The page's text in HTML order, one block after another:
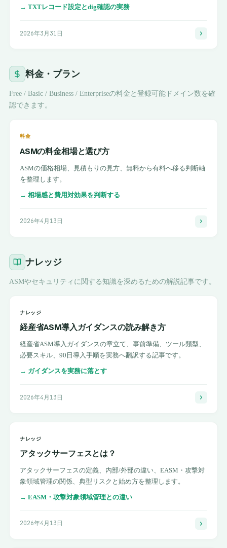
→ TXTレコード設定とdig確認の実務
2026年3月31日
料金・プラン
Free / Basic / Business / Enterpriseの料金と登録可能ドメイン数を確
認できます。
料金
ASMの料金相場と選び方
ASMの価格相場、見積もりの見方、無料から有料へ移る判断軸
を整理します。
→ 相場感と費用対効果を判断する
2026年4月13日
ナレッジ
ASMやセキュリティに関する知識を深めるための解説記事です。
ナレッジ
経産省ASM導入ガイダンスの読み解き方
経産省ASM導入ガイダンスの章立て、事前準備、ツール類型、
必要スキル、90日導入手順を実務へ翻訳する記事です。
→ ガイダンスを実務に落とす
2026年4月13日
ナレッジ
アタックサーフェスとは？
アタックサーフェスの定義、内部/外部の違い、EASM・攻撃対
象領域管理の関係、典型リスクと始め方を整理します。
→ EASM・攻撃対象領域管理との違い
2026年4月13日